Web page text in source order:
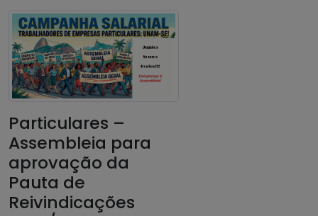
Particulares –
Assembleia para
aprovação da
Pauta de
Reivindicações